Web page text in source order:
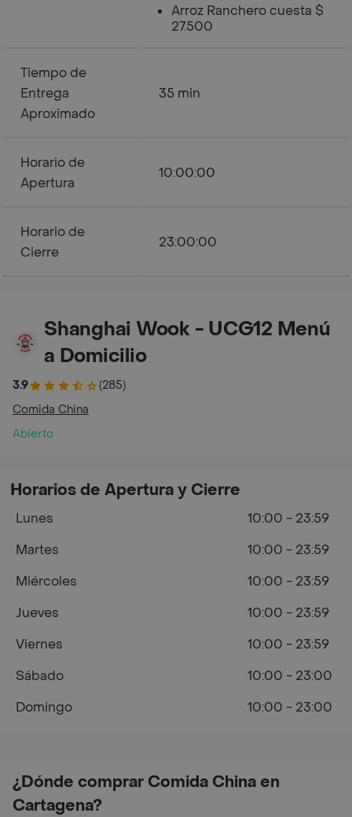
Arroz Ranchero cuesta $
27.500
Tiempo de
Entrega
Aproximado
35 min
Horario de
Apertura
10:00:00
Horario de
Cierre
23:00:00
Shanghai Wook - UCG12 Menú
a Domicilio
3.9
(285)
Comida China
Abierto
¿Dónde comprar Comida China en
Cartagena?
Horarios de Apertura y Cierre
Lunes
10:00 - 23:59
Martes
10:00 - 23:59
Miércoles
10:00 - 23:59
Jueves
10:00 - 23:59
Viernes
10:00 - 23:59
Sábado
10:00 - 23:00
Domingo
10:00 - 23:00